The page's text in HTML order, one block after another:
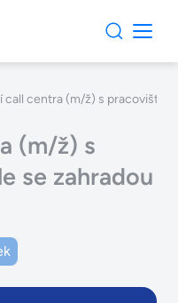
call centra (m/ž) s pracovištěm
(m/ž) s
se zahradou